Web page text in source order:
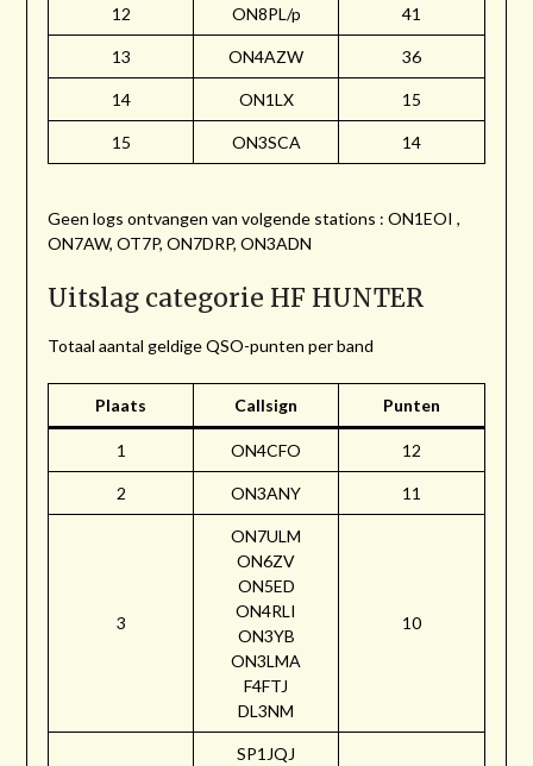
12 ON8PL/p 41
13 ON4AZW 36
14 ON1LX 15
15 ON3SCA 14
Geen logs ontvangen van volgende stations : ON1EOI ,
ON7AW, OT7P, ON7DRP, ON3ADN
Uitslag categorie HF HUNTER
Totaal aantal geldige QSO-punten per band
Plaats Callsign Punten
1 ON4CFO 12
2 ON3ANY 11
3
ON7ULM
ON6ZV
ON5ED
ON4RLI
ON3YB
ON3LMA
F4FTJ
DL3NM
10
SP1JQJ